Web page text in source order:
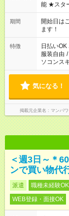
能 ★スタ
20:00 など 残業なし！ ※W
週40時間
間以上勤
（日雇い
案内が難
期間
開始日は
ます！
特徴 日払いOK
服装自由 /
ソコンス
気になる！
掲載元企業名 マンパ
＜週3日～＊
ンで買い物代
派遣 職種未経験OK
WEB登録・面接OK